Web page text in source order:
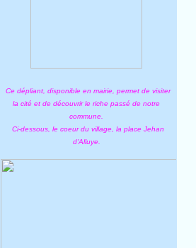
Ce dépliant, disponible en mairie, permet de visiter
la cité et de découvrir le riche passé de notre
commune.
Ci-dessous, le coeur du village, la place Jehan
d'Alluye.